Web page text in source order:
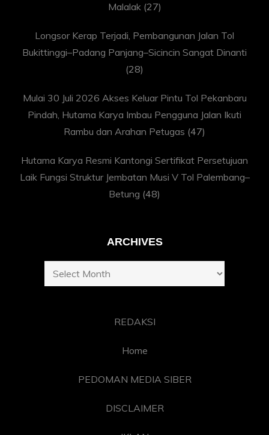
Malalak (27)
Longsor Kerap Terjadi, Pembangunan Jalan Tol
Bukittinggi–Padang Panjang–Sicincin Sangat Dinanti
(28)
Mulai 30 Juli 2026 Akses Keluar Pintu Tol Pekanbaru
Pindah, Hutama Karya Imbau Pengguna Jalan Ikuti
Rambu dan Arahan Petugas (47)
Hutama Karya Resmi Kantongi Sertifikat Persetujuan
Laik Fungsi Struktur Jembatan Musi V Tol Palembang–
Betung (48)
ARCHIVES
Archives
REDAKSI
Home
PEDOMAN MEDIA SIBER
DISCLAIMER